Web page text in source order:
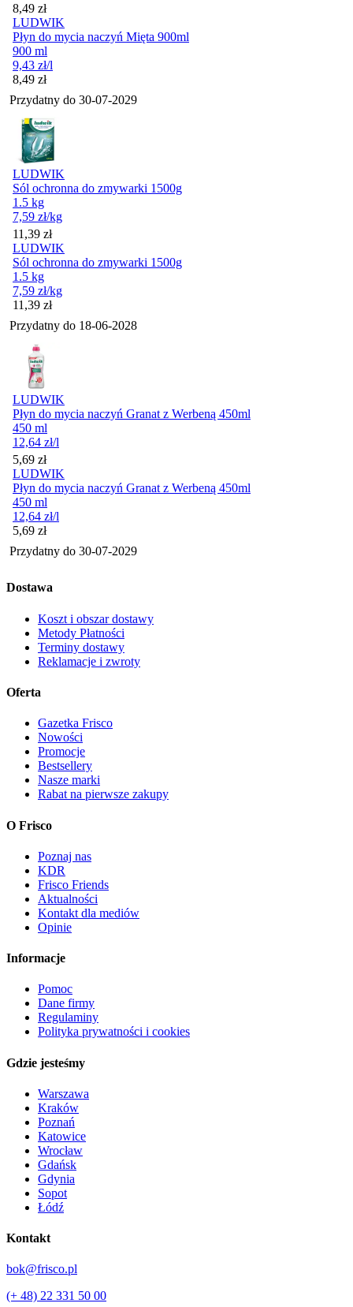
Cena
8,49 zł
LUDWIK
Płyn do mycia naczyń Mięta 900ml
900 ml
9,43 zł/l
Cena
8,49 zł
Przydatny do 30-07-2029
LUDWIK
Sól ochronna do zmywarki 1500g
1.5 kg
7,59 zł/kg
Cena
11,39 zł
LUDWIK
Sól ochronna do zmywarki 1500g
1.5 kg
7,59 zł/kg
Cena
11,39 zł
Przydatny do 18-06-2028
LUDWIK
Płyn do mycia naczyń Granat z Werbeną 450ml
450 ml
12,64 zł/l
Cena
5,69 zł
LUDWIK
Płyn do mycia naczyń Granat z Werbeną 450ml
450 ml
12,64 zł/l
Cena
5,69 zł
Przydatny do 30-07-2029
Dostawa
Koszt i obszar dostawy
Metody Płatności
Terminy dostawy
Reklamacje i zwroty
Oferta
Gazetka Frisco
Nowości
Promocje
Bestsellery
Nasze marki
Rabat na pierwsze zakupy
O Frisco
Poznaj nas
KDR
Frisco Friends
Aktualności
Kontakt dla mediów
Opinie
Informacje
Pomoc
Dane firmy
Regulaminy
Polityka prywatności i cookies
Gdzie jesteśmy
Warszawa
Kraków
Poznań
Katowice
Wrocław
Gdańsk
Gdynia
Sopot
Łódź
Kontakt
bok@frisco.pl
(+ 48) 22 331 50 00